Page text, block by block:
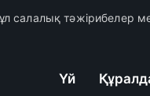
салалық тәжірибелер
Үй